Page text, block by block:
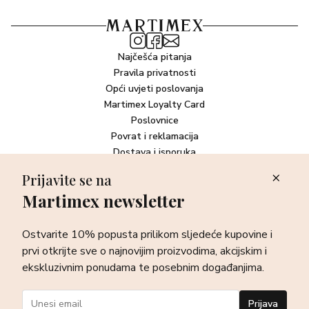
Najčešća pitanja
Pravila privatnosti
Opći uvjeti poslovanja
Martimex Loyalty Card
Poslovnice
Povrat i reklamacija
Dostava i isporuka
Newsletter
sve o najnovijim proizvodima, akcijskim i ekskluzivnim
ponudama te posebnim događanjima.
Prijava
Prijavite se na
Martimex newsletter
Ostvarite 10% popusta prilikom sljedeće kupovine i
prvi otkrijte sve o najnovijim proizvodima, akcijskim i
ekskluzivnim ponudama te posebnim događanjima.
Prijava